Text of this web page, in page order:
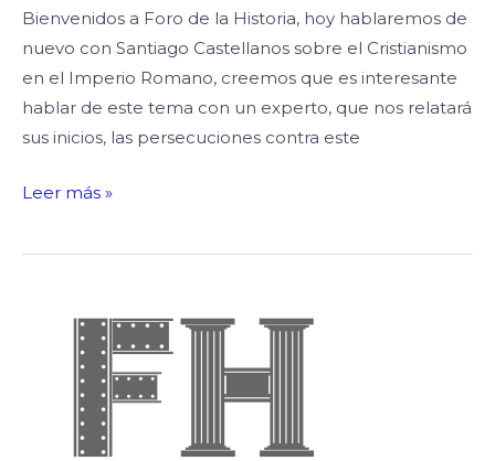
Bienvenidos a Foro de la Historia, hoy hablaremos de
nuevo con Santiago Castellanos sobre el Cristianismo
en el Imperio Romano, creemos que es interesante
hablar de este tema con un experto, que nos relatará
sus inicios, las persecuciones contra este
Leer más »